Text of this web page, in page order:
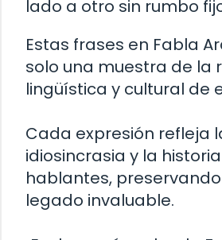
lado a otro sin rumbo
Estas frases en Fabla
solo una muestra de la
lingüística y cultural de
Cada expresión refleja
idiosincrasia y la
hablantes,
legado invaluable.